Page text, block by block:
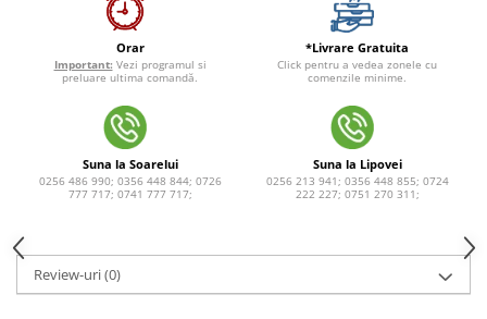
Orar
Important: Vezi programul si
preluare ultima comandă.
*Livrare Gratuita
Click pentru a vedea zonele cu
comenzile minime.
Suna la Soarelui
0256 486 990; 0356 448 844; 0726
777 717; 0741 777 717;
Suna la Lipovei
0256 213 941; 0356 448 855; 0724
222 227; 0751 270 311;
Review-uri(0)